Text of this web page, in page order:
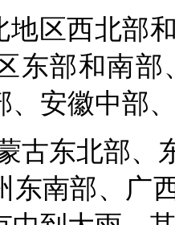
地区西北部
东部和南
、安徽中部
古东北部、
东南部、广